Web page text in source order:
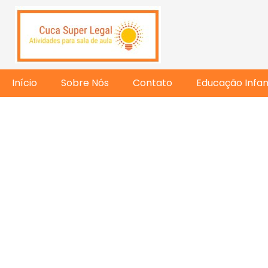
Início Sobre Nós Contato Educação